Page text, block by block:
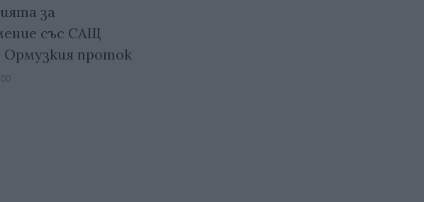
за
със САЩ
проток